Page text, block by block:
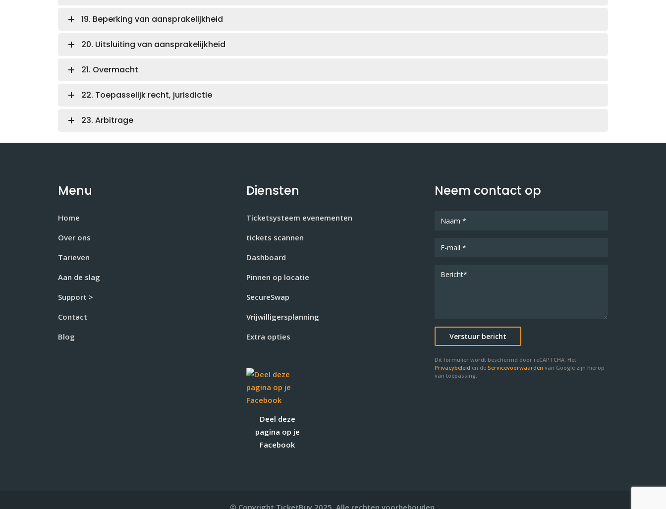
19. Beperking van aansprakelijkheid
20. Uitsluiting van aansprakelijkheid
21. Overmacht
22. Toepasselijk recht, jurisdictie
23. Arbitrage
Menu
Home
Over ons
Tarieven
Aan de slag
Support >
Contact
Blog
Diensten
Ticketsysteem evenementen
tickets scannen
Dashboard
Pinnen op locatie
SecureSwap
Vrijwilligersplanning
Extra opties
Deel deze
pagina op je
Facebook
Neem contact op
Dit formulier wordt beschermd door reCAPTCHA. Het
Privacybeleid en de Servicevoorwaarden van Google zijn hierop
van toepassing.
© Copyright TicketBuy 2025. Alle rechten voorbehouden.